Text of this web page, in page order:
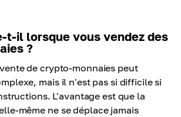
t-il lorsque vous vendez des
?
de crypto-monnaies peut
mais il n'est pas si difficile si
L'avantage est que la
même ne se déplace jamais